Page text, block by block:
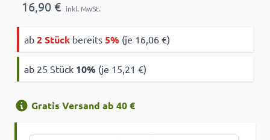
16,90 € inkl. MwSt.
ab 2 Stück bereits 5% (je 16,06 €)
ab 25 Stück 10% (je 15,21 €)
Gratis Versand ab 40 €